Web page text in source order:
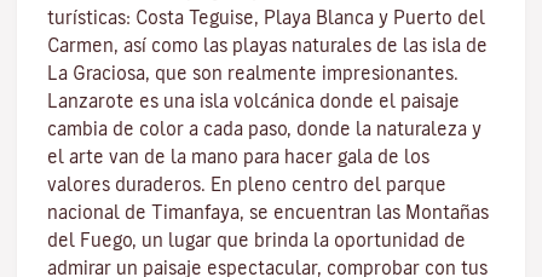
turísticas: Costa Teguise, Playa Blanca y Puerto del
Carmen, así como las playas naturales de las isla de
La Graciosa, que son realmente impresionantes.
Lanzarote es una isla volcánica donde el paisaje
cambia de color a cada paso, donde la naturaleza y
el arte van de la mano para hacer gala de los
valores duraderos. En pleno centro del parque
nacional de Timanfaya, se encuentran las Montañas
del Fuego, un lugar que brinda la oportunidad de
admirar un paisaje espectacular, comprobar con tus